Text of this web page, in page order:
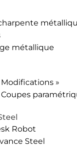
métallique
»
Robot
Steel